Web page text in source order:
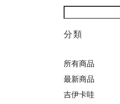
分類
所有商品
最新商品
吉伊卡哇